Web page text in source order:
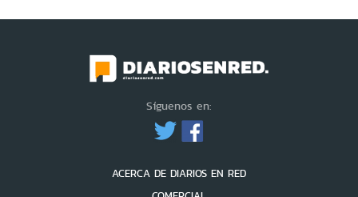
Síguenos en:
ACERCA DE DIARIOS EN RED